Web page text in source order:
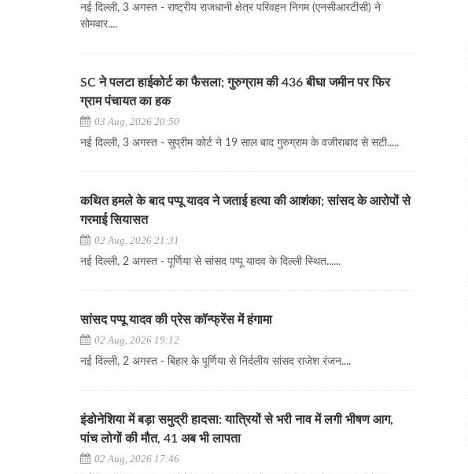
नई दिल्ली, 3 अगस्त - राष्ट्रीय राजधानी क्षेत्र परिवहन निगम (एनसीआरटीसी) ने
सोमवार....
SC ने पलटा हाईकोर्ट का फैसला; गुरुग्राम की 436 बीघा जमीन पर फिर
ग्राम पंचायत का हक
03 Aug, 2026 20:50
नई दिल्ली, 3 अगस्त - सुप्रीम कोर्ट ने 19 साल बाद गुरुग्राम के वजीराबाद से सटी.....
कथित हमले के बाद पप्पू यादव ने जताई हत्या की आशंका; सांसद के आरोपों से
गरमाई सियासत
02 Aug, 2026 21:31
नई दिल्ली, 2 अगस्त - पूर्णिया से सांसद पप्पू यादव के दिल्ली स्थित......
सांसद पप्पू यादव की प्रेस कॉन्फ्रेंस में हंगामा
02 Aug, 2026 19:12
नई दिल्ली, 2 अगस्त - बिहार के पूर्णिया से निर्दलीय सांसद राजेश रंजन....
इंडोनेशिया में बड़ा समुद्री हादसा: यात्रियों से भरी नाव में लगी भीषण आग,
पांच लोगों की मौत, 41 अब भी लापता
02 Aug, 2026 17:46